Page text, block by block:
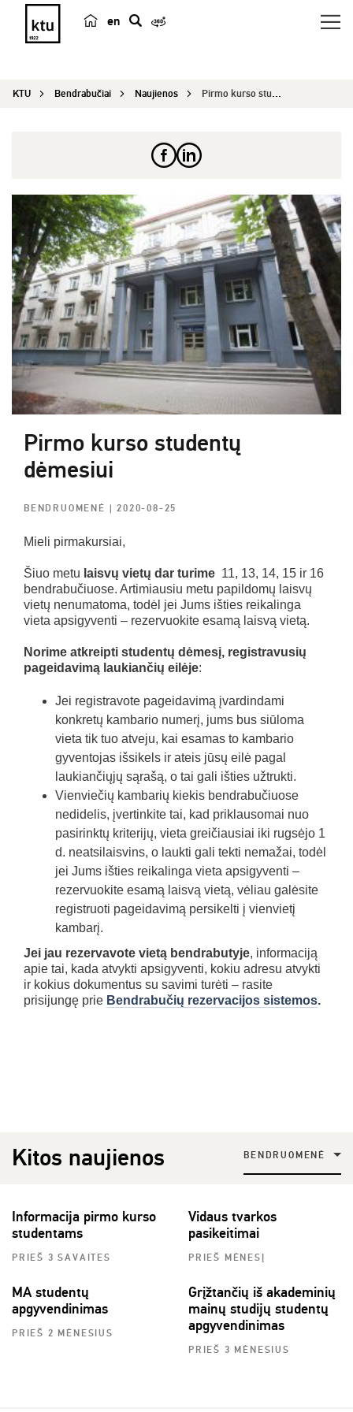
en
e
KTU Bendrabučiai Naujienos Pirmo kurso studentų dėmesiui
Pirmo kurso studentų
dėmesiui
BENDRUOMENĖ | 2020-08-25
Mieli pirmakursiai,
Šiuo metu laisvų vietų dar turime 11, 13, 14, 15 ir 16
bendrabučiuose. Artimiausiu metu papildomų laisvų
vietų nenumatoma, todėl jei Jums išties reikalinga
vieta apsigyventi – rezervuokite esamą laisvą vietą.
Norime atkreipti studentų dėmesį, registravusių
pageidavimą laukiančių eilėje:
Jei registravote pageidavimą įvardindami
konkretų kambario numerį, jums bus siūloma
vieta tik tuo atveju, kai esamas to kambario
gyventojas išsikels ir ateis jūsų eilė pagal
laukiančiųjų sąrašą, o tai gali išties užtrukti.
Vienviečių kambarių kiekis bendrabučiuose
nedidelis, įvertinkite tai, kad priklausomai nuo
pasirinktų kriterijų, vieta greičiausiai iki rugsėjo 1
d. neatsilaisvins, o laukti gali tekti nemažai, todėl
jei Jums išties reikalinga vieta apsigyventi –
rezervuokite esamą laisvą vietą, vėliau galėsite
registruoti pageidavimą persikelti į vienvietį
kambarį.
Jei jau rezervavote vietą bendrabutyje, informaciją
apie tai, kada atvykti apsigyventi, kokiu adresu atvykti
ir kokius dokumentus su savimi turėti – rasite
prisijungę prie Bendrabučių rezervacijos sistemos.
Kitos naujienos BENDRUOMENĖ
Informacija pirmo kurso
studentams
PRIEŠ 3 SAVAITES
Vidaus tvarkos
pasikeitimai
PRIEŠ MĖNESĮ
MA studentų
apgyvendinimas
PRIEŠ 2 MĖNESIUS
Grįžtančių iš akademinių
mainų studijų studentų
apgyvendinimas
PRIEŠ 3 MĖNESIUS